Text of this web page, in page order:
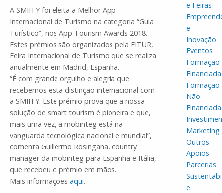
A SMIITY foi eleita a Melhor App
Internacional de Turismo na categoria “Guia
Turístico”, nos App Tourism Awards 2018.
Estes prémios são organizados pela FITUR,
Feira Internacional de Turismo que se realiza
anualmente em Madrid, Espanha.
“É com grande orgulho e alegria que
recebemos esta distinção internacional com
a SMIITY. Este prémio prova que a nossa
solução de smart tourism é pioneira e que,
mais uma vez, a mobinteg está na
vanguarda tecnológica nacional e mundial”,
comenta Guillermo Rosingana, country
manager da mobinteg para Espanha e Itália,
que recebeu o prémio em mãos.
Mais informações aqui.
e Feiras
e
Inovação
Eventos
Formação
Financiada
Formação
Não
Financiada
Marketing
Outros
Apoios
Parcerias
e